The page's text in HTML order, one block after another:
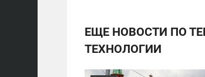
ЕЩЕ НОВОСТИ ПО
ТЕХНОЛОГИИ